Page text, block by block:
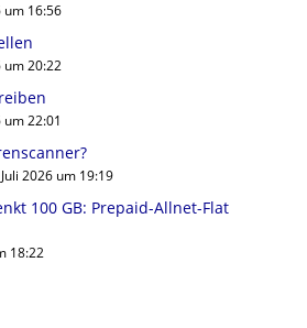
um 16:56
um 20:22
22:01
2026 um 19:19
100 GB: Prepaid-Allnet-Flat
18:22